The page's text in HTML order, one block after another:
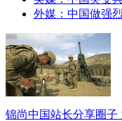
外媒：中国做强
锦尚中国站长分享圈